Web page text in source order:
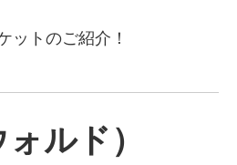
ットのご紹介！
ルド）